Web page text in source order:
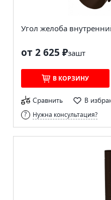
Угол желоба
от 2 625 ₽зашт
В КОРЗИНУ
Сравнить В
Нужна консультация?